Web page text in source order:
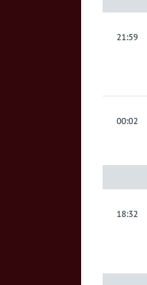
21:59
00:02
18:32